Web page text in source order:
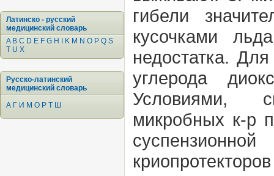
Латинско - русский
медицинский словарь
A B C D E F G H K M N O P Q S
T U X
Русско-латинский
медицинский словарь
А Г И М О Р Т Ш
гибели
кусочками
недостатка.
углерода
Условиями,
микробных к-р